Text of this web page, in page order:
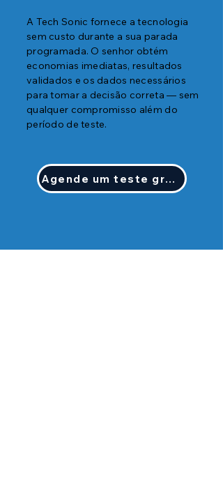
A Tech Sonic fornece a tecnologia
sem custo durante a sua parada
programada. O senhor obtém
economias imediatas, resultados
validados e os dados necessários
para tomar a decisão correta — sem
qualquer compromisso além do
período de teste.
Agende um teste gratuito.